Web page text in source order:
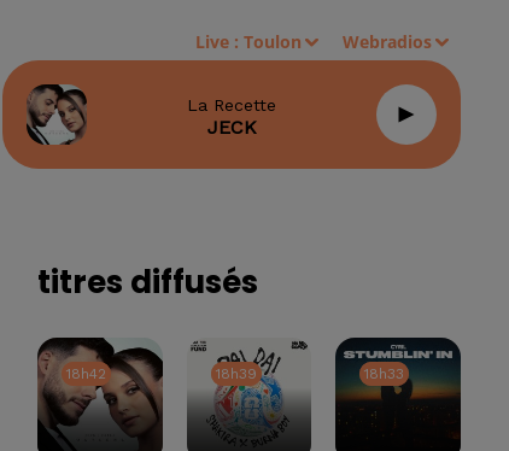
Live :Toulon Webradios
La Recette
JECK
titres diffusés
18h42
18h42 18h39
18h39 18h33
18h33